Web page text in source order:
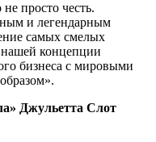
просто честь.
и легендарным
самых смелых
концепции
бизнеса с мировыми
Джульетта Слот